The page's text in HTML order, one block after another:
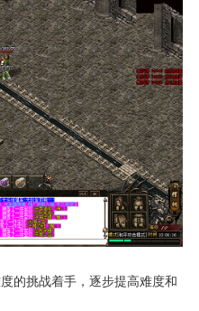
的挑战着手，逐步提高难度和